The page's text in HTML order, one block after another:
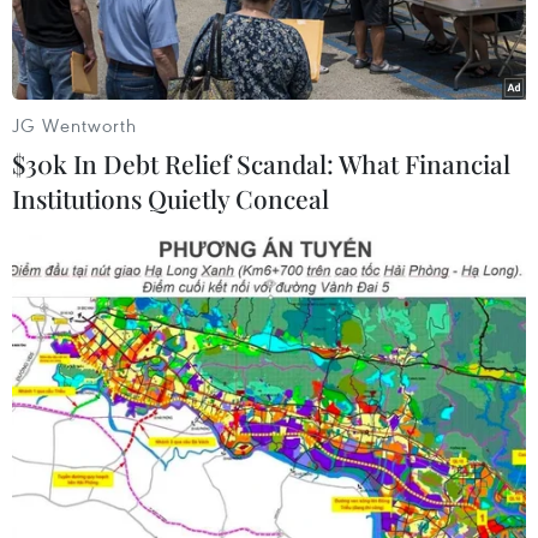
Lực lượng chính phủ Ukraine. (Nguồn: urdupoint)
Theo AFP, ngày 29/10, Ngoại trưởng Ukraine
Vadym Prystaiko thông báo với truyền thông
nước này rằng, các lực lượng chính phủ và lực
lượng ly khai đã bắt đầu rút quân và vũ khí khỏi
khu vực tiền tuyến chủ chốt Zolote-4 ở miền
Đông bị chiến tranh tàn phá.
JG Wentworth
$30k In Debt Relief Scandal: What Financial
Institutions Quietly Conceal